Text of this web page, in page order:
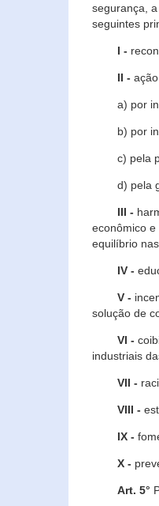
segurança,
seguintes
I -
II -
a) por
b) por
c) pela
d) pela
III -
econômico
equilíbrio
IV -
V -
solução de
VI -
industriais
VII -
VIII -
IX -
X -
Art. 5°